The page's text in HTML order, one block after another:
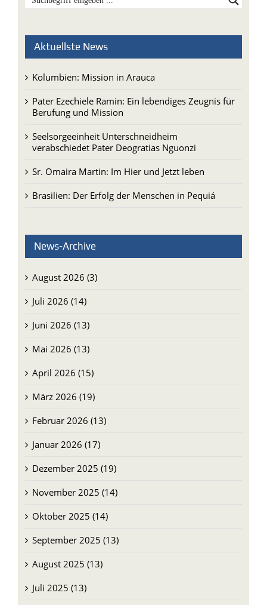
Aktuellste News
Kolumbien: Mission in Arauca
Pater Ezechiele Ramin: Ein lebendiges Zeugnis für
Berufung und Mission
Seelsorgeeinheit Unterschneidheim
verabschiedet Pater Deogratias Nguonzi
Sr. Omaira Martin: Im Hier und Jetzt leben
Brasilien: Der Erfolg der Menschen in Pequiá
News-Archive
August 2026 (3)
Juli 2026 (14)
Juni 2026 (13)
Mai 2026 (13)
April 2026 (15)
März 2026 (19)
Februar 2026 (13)
Januar 2026 (17)
Dezember 2025 (19)
November 2025 (14)
Oktober 2025 (14)
September 2025 (13)
August 2025 (13)
Juli 2025 (13)